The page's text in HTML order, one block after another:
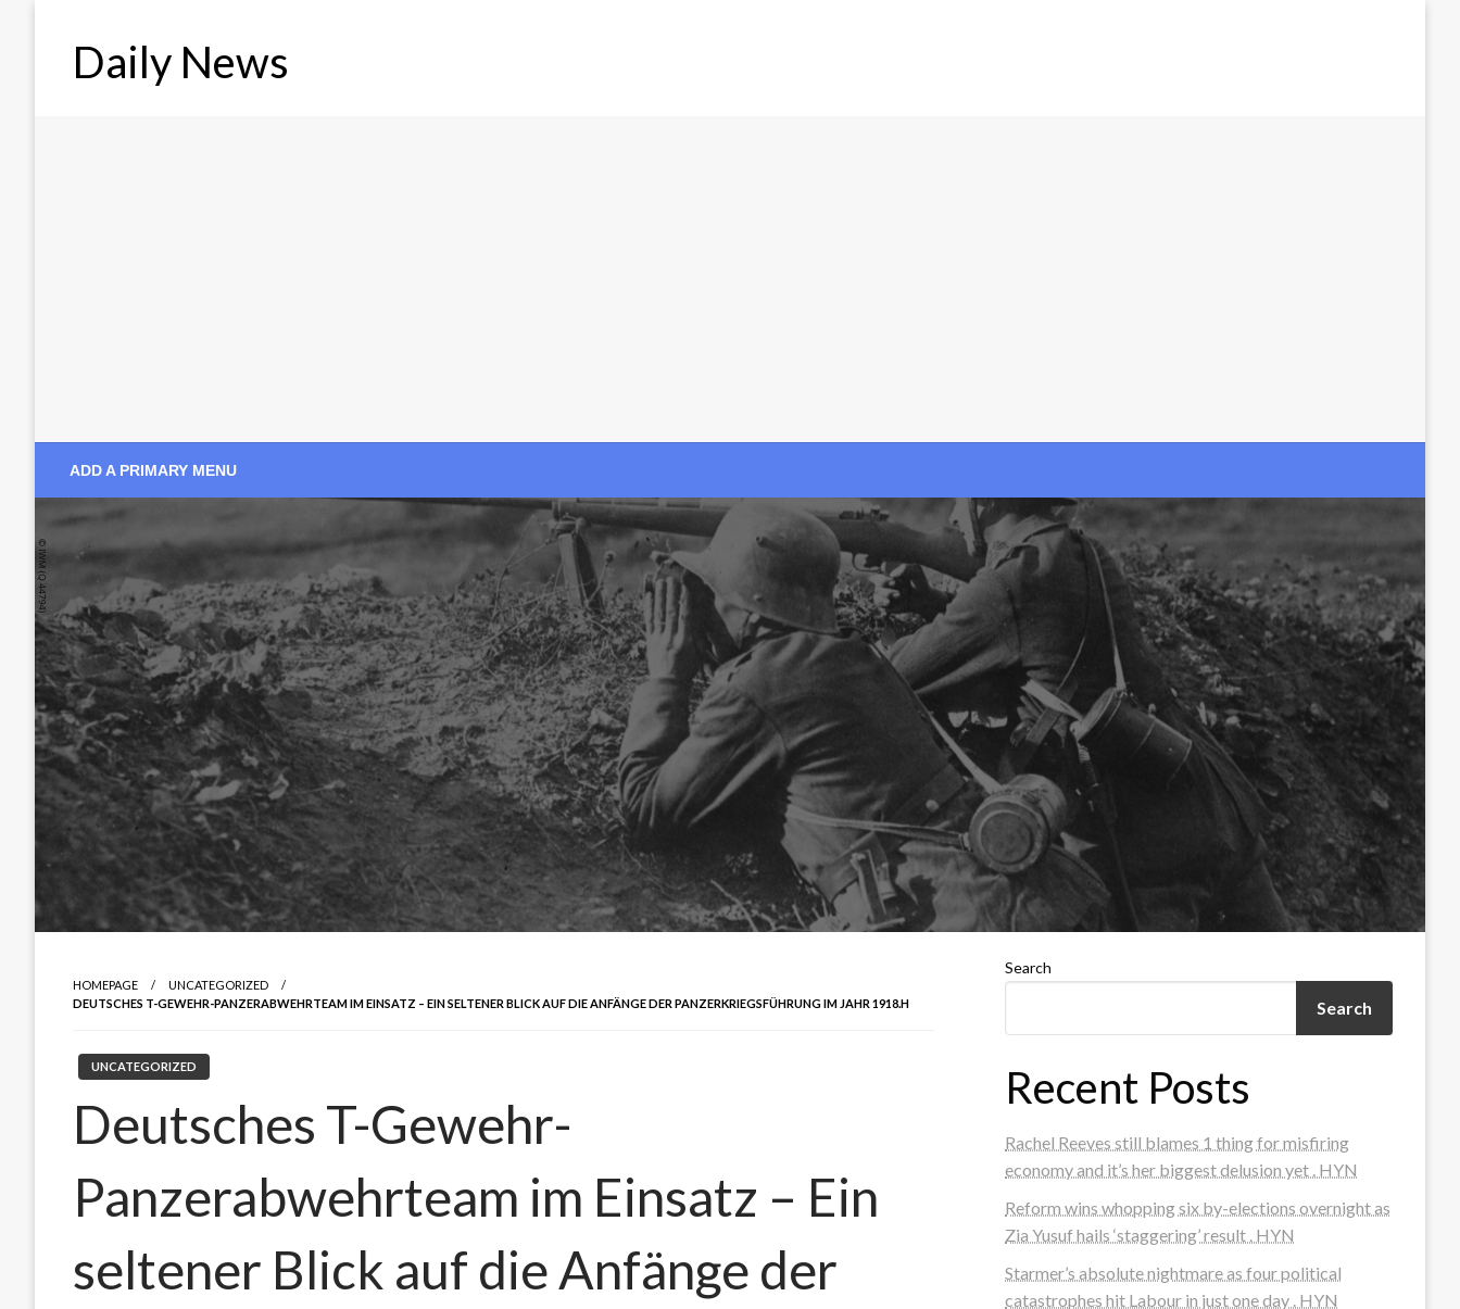
Daily News
ADD A PRIMARY MENU
HOMEPAGE
UNCATEGORIZED
DEUTSCHES T-GEWEHR-PANZERABWEHRTEAM IM EINSATZ – EIN SELTENER BLICK AUF DIE ANFÄNGE DER PANZERKRIEGSFÜHRUNG IM JAHR 1918.H
UNCATEGORIZED
Deutsches T-Gewehr-
Panzerabwehrteam im Einsatz – Ein
seltener Blick auf die Anfänge der
Search
Search
Recent Posts
Rachel Reeves still blames 1 thing for misfiring
economy and it’s her biggest delusion yet . HYN
Reform wins whopping six by-elections overnight as
Zia Yusuf hails ‘staggering’ result . HYN
Starmer’s absolute nightmare as four political
catastrophes hit Labour in just one day . HYN